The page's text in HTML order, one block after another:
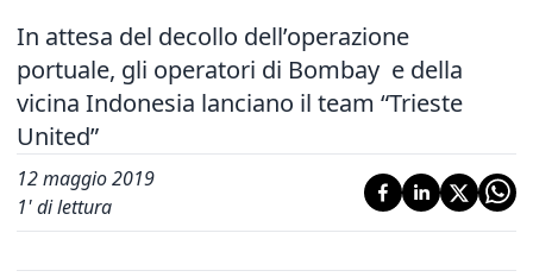
In attesa del decollo dell’operazione
portuale, gli operatori di Bombay e della
vicina Indonesia lanciano il team “Trieste
United”
12 maggio 2019
1' di lettura